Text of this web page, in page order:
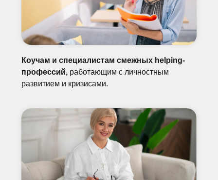
Коучам и специалистам смежных helping-
профессий, работающим с личностным
развитием и кризисами.